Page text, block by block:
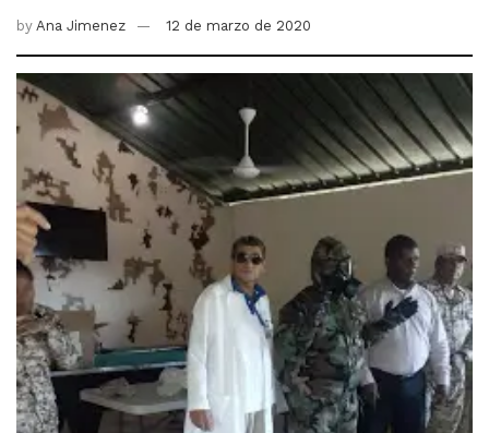
by Ana Jimenez 12 de marzo de 2020